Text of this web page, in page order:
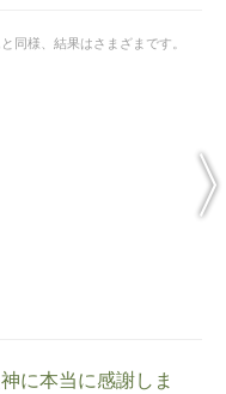
同様、結果はさまざまです。
に本当に感謝しま